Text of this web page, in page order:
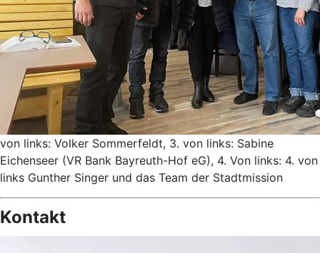
von links: Volker Sommerfeldt, 3. von links: Sabine
Eichenseer (VR Bank Bayreuth-Hof eG), 4. Von links: 4. von
links Gunther Singer und das Team der Stadtmission
Kontakt